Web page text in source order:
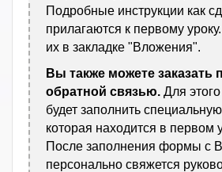
Подробные инструкции как
прилагаются к первому
их в закладке "Вложения".
Вы также можете заказать
обратной связью. Для
будет заполнить
которая находится в первом
После заполнения формы с
персонально свяжется